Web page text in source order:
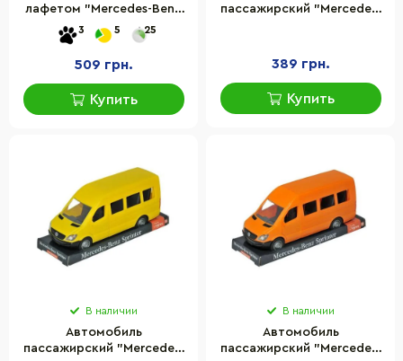
лафетом "Mercedes-Benz
Sprinter" Tigres 39741
3 5 25
509 грн.
Купить
пассажирский "Mercedes-
389 грн.
Купить
В наличии
Автомобиль
пассажирский "Mercedes-
В наличии
Автомобиль
пассажирский "Mercedes-